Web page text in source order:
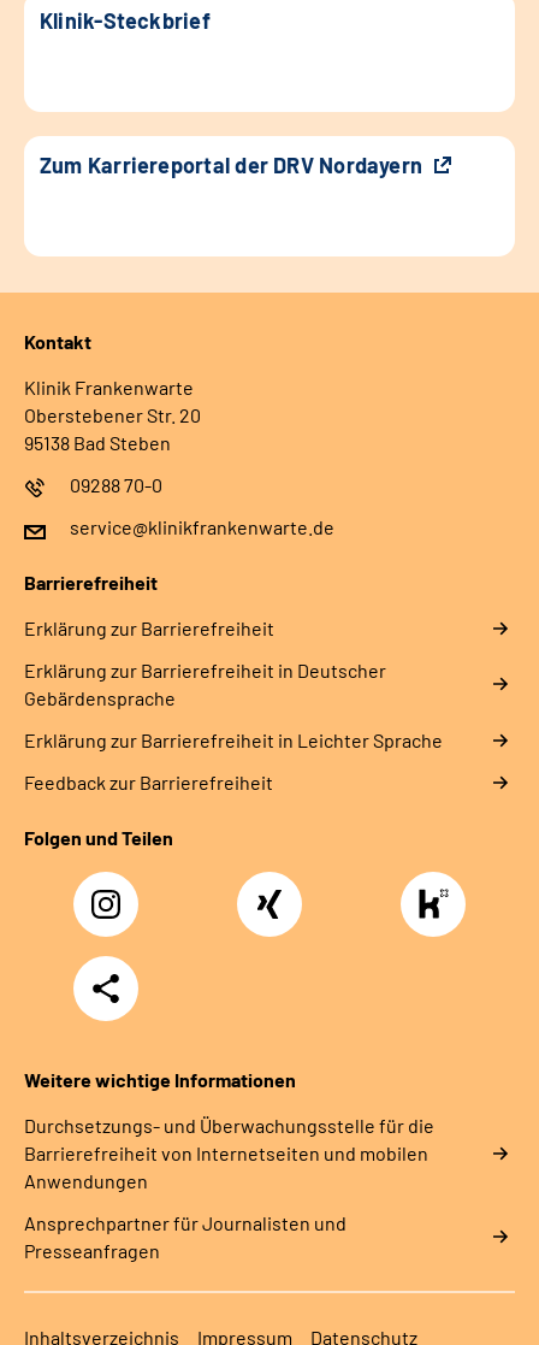
Klinik-Steckbrief
Zum Karriereportal der DRV Nordayern
Kontakt
Klinik Frankenwarte
Oberstebener Str. 20
95138 Bad Steben
09288 70-0
service@klinikfrankenwarte.de
Barrierefreiheit
Erklärung zur Barrierefreiheit
Erklärung zur Barrierefreiheit in Deutscher
Gebärdensprache
Erklärung zur Barrierefreiheit in Leichter Sprache
Feedback zur Barrierefreiheit
Folgen und Teilen
Instagram Xing
https://
rentenversicherung-
nordbayern6
Teilen
Weitere wichtige Informationen
Durchsetzungs- und Überwachungsstelle für die
Barrierefreiheit von Internetseiten und mobilen
Anwendungen
Ansprechpartner für Journalisten und
Presseanfragen
Inhaltsverzeichnis Impressum Datenschutz